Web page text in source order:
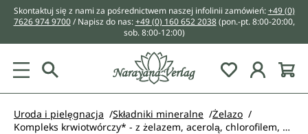
zawartości
Skontaktuj się z nami za pośrednictwem naszej infolinii zamówień:+49 (0)
7626 974 9700/ Napisz do nas:+49 (0) 160 652 2038 (pon.-pt. 8:00-20:00,
sob. 8:00-12:00)
You have 0
Uroda i pielęgnacja Składniki mineralne
Żelazo
Kompleks krwiotwórczy* - z żelazem, acerolą, chlorofilem, miedzią i witaminami - 90 kapsułek - od Unimedica